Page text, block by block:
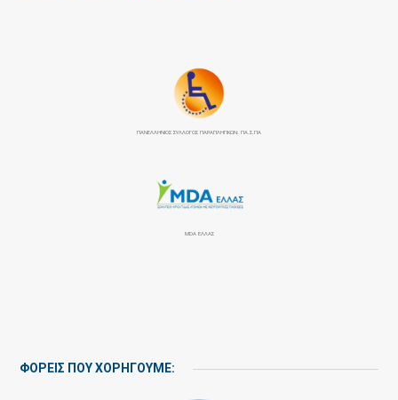
ΠΑΝΕΛΛΉΝΙΟΣ ΣΎΛΛΟΓΟΣ ΠΑΡΑΠΛΗΓΙΚΏΝ: ΠΑ.Σ.ΠΑ
MDA ΕΛΛΑΣ
ΦΟΡΕΙΣ ΠΟΥ ΧΟΡΗΓΟΥΜΕ: